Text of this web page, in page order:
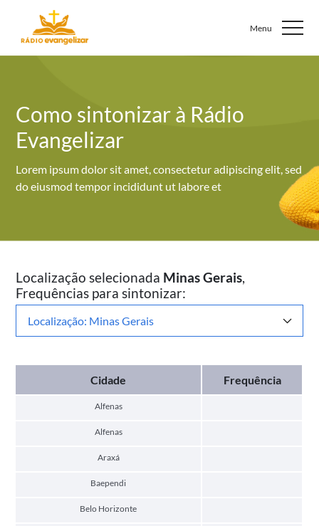
Como sintonizar à Rádio
Evangelizar
Lorem ipsum dolor sit amet, consectetur adipiscing elit,sed
do eiusmod tempor incididunt ut labore et
Localização selecionada Minas Gerais,
Frequências para sintonizar:
Localização: Minas Gerais
Cidade Frequência
Alfenas
Alfenas
Araxá
Baependi
Belo Horizonte